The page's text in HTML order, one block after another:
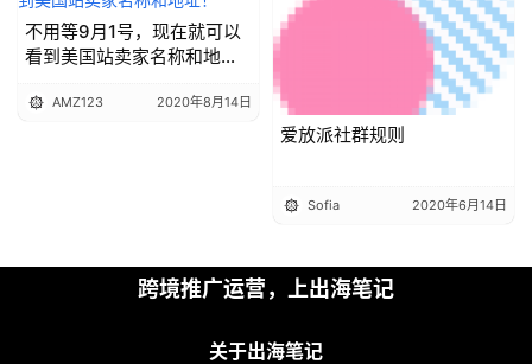
不用等9月1号，现在就可以
看到美国站卖家名称和地
AMZ123 2020年8月14日
爱放派社群规则
Sofia 2020年6月14日
跨境推广运营，上出海笔记
关于出海笔记